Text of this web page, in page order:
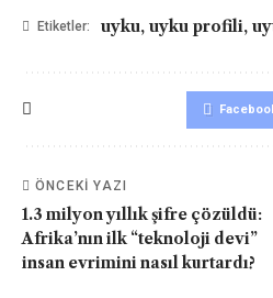
Etiketler: uyku, uyku profili,
ÖNCEKI YAZI
1.3 milyon yıllık şifre çözüldü:
Afrika’nın ilk “teknoloji devi”
insan evrimini nasıl kurtardı?